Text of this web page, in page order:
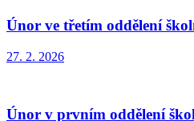
Únor ve třetím oddělení
27. 2. 2026
Únor v prvním oddělení